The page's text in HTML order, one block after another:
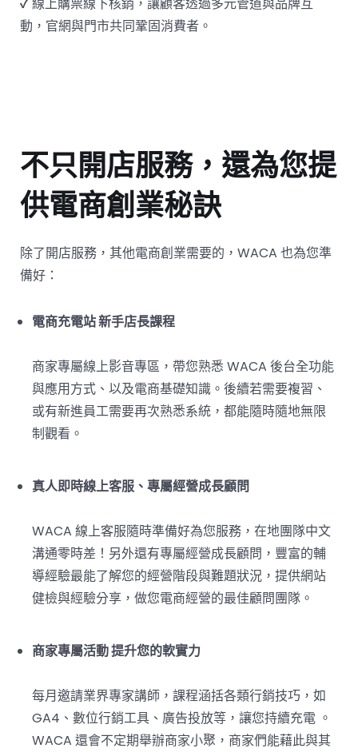
動，官網與門市共同鞏固消費者。
不只開店服務，還為您提
供電商創業秘訣
除了開店服務，其他電商創業需要的，WACA 也為您準
備好：
電商充電站 新手店長課程
商家專屬線上影音專區，帶您熟悉 WACA 後台全功能
與應用方式、以及電商基礎知識。後續若需要複習、
或有新進員工需要再次熟悉系統，都能隨時隨地無限
制觀看。
真人即時線上客服、專屬經營成長顧問
WACA 線上客服隨時準備好為您服務，在地團隊中文
溝通零時差！另外還有專屬經營成長顧問，豐富的輔
導經驗最能了解您的經營階段與難題狀況，提供網站
健檢與經驗分享，做您電商經營的最佳顧問團隊。
商家專屬活動 提升您的軟實力
每月邀請業界專家講師，課程涵括各類行銷技巧，如
GA4、數位行銷工具、廣告投放等，讓您持續充電 。
WACA 還會不定期舉辦商家小聚，商家們能藉此與其